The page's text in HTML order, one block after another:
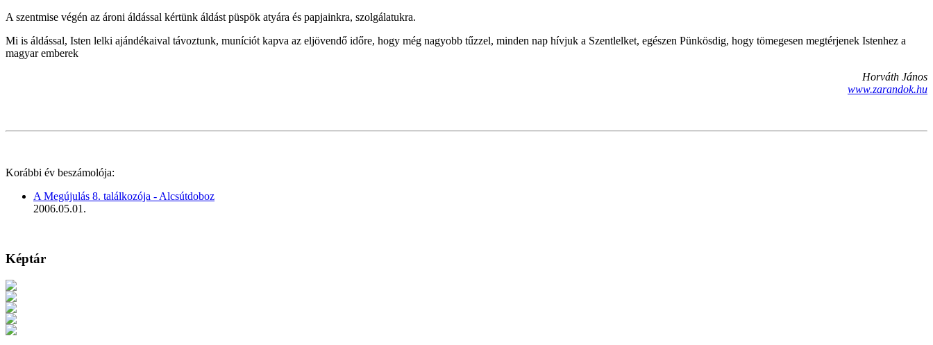
A szentmise végén az ároni áldással kértünk áldást püspök atyára és papjainkra, szolgálatukra.
Mi is áldással, Isten lelki ajándékaival távoztunk, muníciót kapva az eljövendő időre, hogy még nagyobb tűzzel, minden nap hívjuk a Szentlelket, egészen Pünkösdig, hogy tömegesen megtérjenek Istenhez a
magyar emberek
Horváth János
www.zarandok.hu
Korábbi év beszámolója:
A Megújulás 8. találkozója - Alcsútdoboz
2006.05.01.
Képtár